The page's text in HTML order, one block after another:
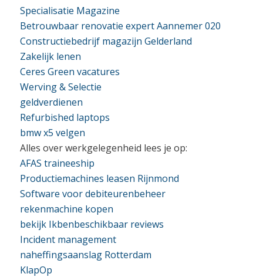
Specialisatie Magazine
Betrouwbaar renovatie expert Aannemer 020
Constructiebedrijf magazijn Gelderland
Zakelijk lenen
Ceres Green vacatures
Werving & Selectie
geldverdienen
Refurbished laptops
bmw x5 velgen
Alles over werkgelegenheid lees je op:
AFAS traineeship
Productiemachines leasen Rijnmond
Software voor debiteurenbeheer
rekenmachine kopen
bekijk Ikbenbeschikbaar reviews
Incident management
naheffingsaanslag Rotterdam
KlapOp